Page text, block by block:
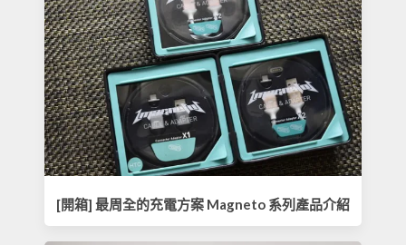
[開箱] 最周全的充電方案 Magneto 系列產品介紹